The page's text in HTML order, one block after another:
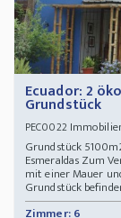
Ecuador: 2
Grundstück
PEC0022
Grundstück
Esmeraldas Zum
mit einer Mauer
Grundstück
Zimmer: 6